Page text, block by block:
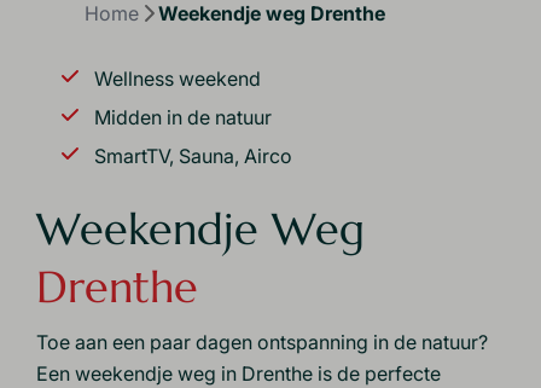
Home Weekendje weg Drenthe
Wellness weekend
Midden in de natuur
SmartTV, Sauna, Airco
Weekendje Weg
Drenthe
Toe aan een paar dagen ontspanning in de natuur?
Een weekendje weg in Drenthe is de perfecte